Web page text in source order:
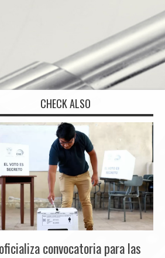
CHECK ALSO
convocatoria para las